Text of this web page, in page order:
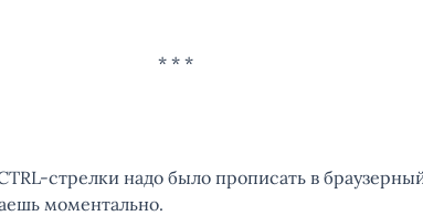
стрелки надо было прописать в
моментально.